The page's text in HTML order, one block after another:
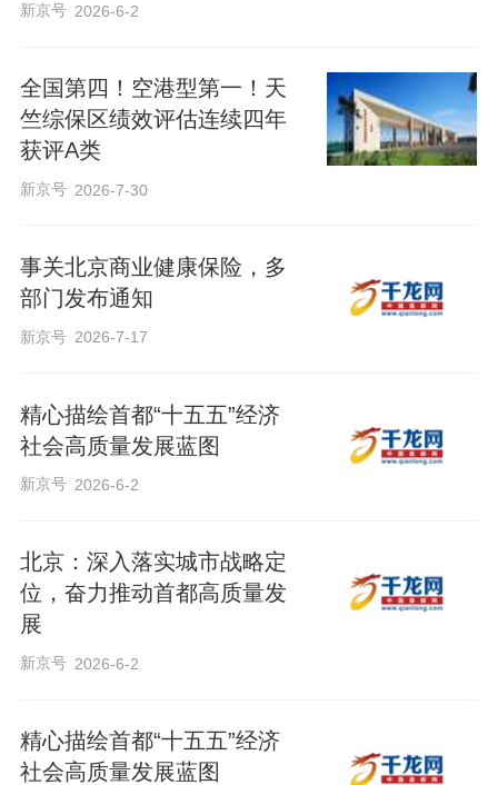
新京号 2026-6-2
全国第四！空港型第一！天
竺综保区绩效评估连续四年
获评A类
新京号 2026-7-30
事关北京商业健康保险，多
部门发布通知
新京号 2026-7-17
精心描绘首都“十五五”经济
社会高质量发展蓝图
新京号 2026-6-2
北京：深入落实城市战略定
位，奋力推动首都高质量发
展
新京号 2026-6-2
精心描绘首都“十五五”经济
社会高质量发展蓝图